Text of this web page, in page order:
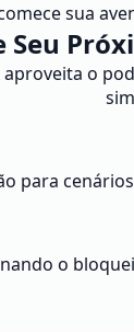
sua
Seu
o
para
o